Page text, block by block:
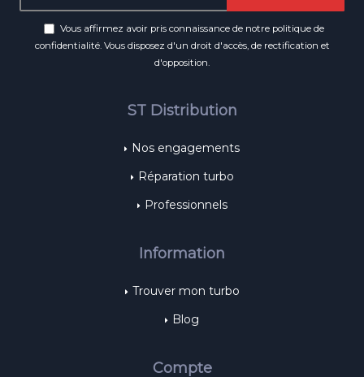
Vous affirmez avoir pris connaissance de notre politique de
confidentialité. Vous disposez d'un droit d'accès, de rectification et
d'opposition.
ST Distribution
Nos engagements
Réparation turbo
Professionnels
Information
Trouver mon turbo
Blog
Compte